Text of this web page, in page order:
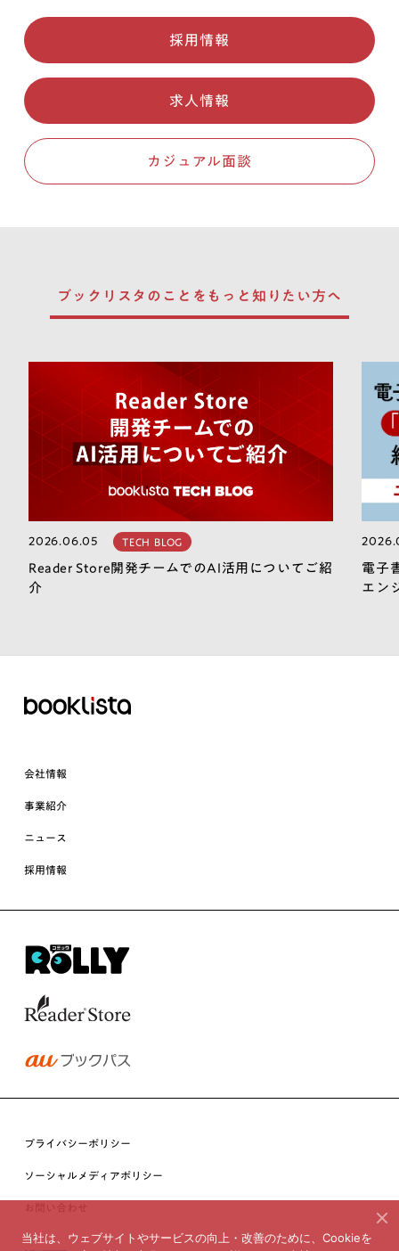
採用情報
求人情報
カジュアル面談
ブックリスタのことを もっと知りたい方へ
2026.06.05 TECH BLOG
Reader Store開発チームでのAI活用についてご紹
介
電子
エン
会社情報
事業紹介
ニュース
採用情報
プライバシーポリシー
ソーシャルメディアポリシー
お問い合わせ
当社は、ウェブサイトやサービスの向上・改善のために、Cookieを